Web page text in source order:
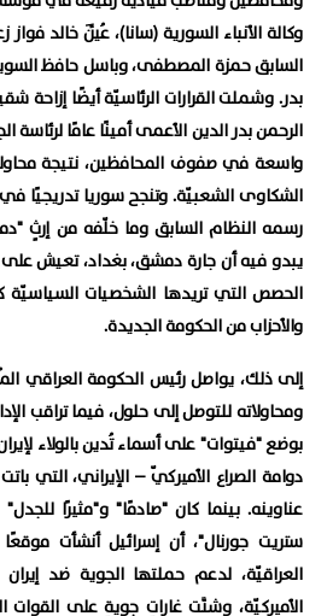
وكالة الأنباء السورية (سانا)، عُيِّنَ خالد فواز
السابق حمزة المصطفى، وباسل حافظ
بدر. وشملت القرارات الرئاسيّة أيضًا إزاحة
الرحمن بدر الدين الأعمى أمينًا عامًا لرئاسة
واسعة في صفوف المحافظين، نتيجة
الشكاوى الشعبيّة. وتنجح سوريا تدريجيًا
رسمه النظام السابق وما خلّفه من إرثٍ
يبدو فيه أن جارة دمشق، بغداد، تعيش على
الحصص التي تريدها الشخصيات السياسيّة
والأحزاب من الحكومة الجديدة.
إلى ذلك، يواصل رئيس الحكومة العراقي
ومحاولاته للتوصل إلى حلول، فيما تراقب
بوضع "فيتوات" على أسماء تُدين بالولاء
دوامة الصراع الأميركيّ – الإيراني، التي
عناوينه. بينما كان "صادمًا" و"مثيرًا
ستريت جورنال"، أن إسرائيل أنشأت
العراقيّة، لدعم حملتها الجوية ضد
الأميركيّة، وشنَّت غاراتٍ جويةٍ على القوات